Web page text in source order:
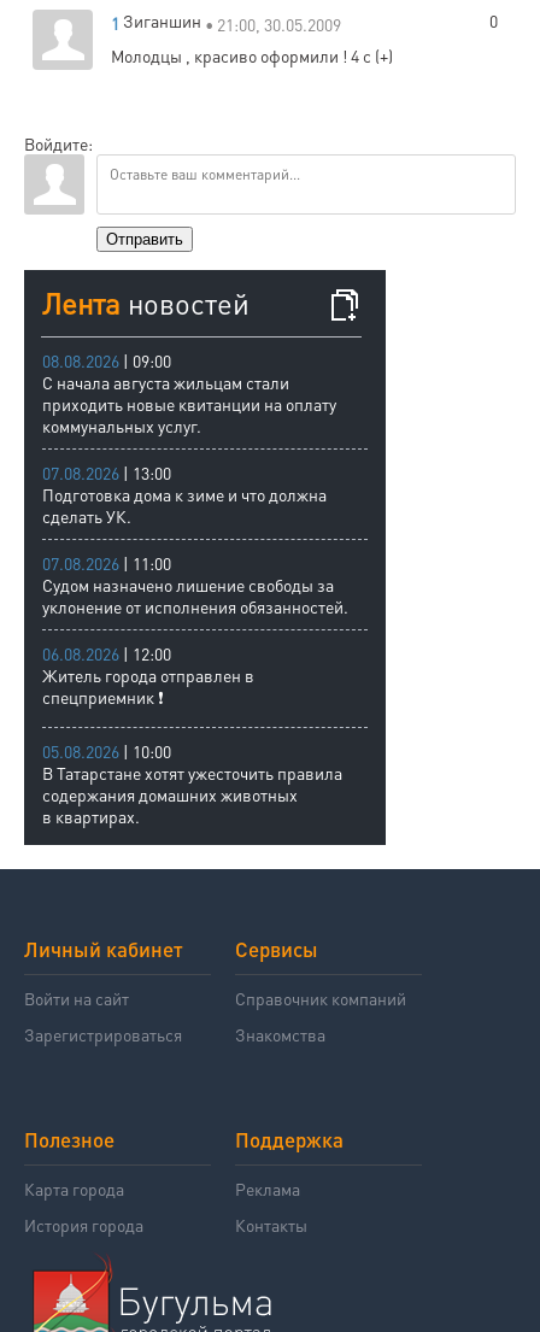
0
1 Зиганшин • 21:00, 30.05.2009
Молодцы , красиво оформили ! 4 с (+)
Войдите:
Отправить
Лента новостей
08.08.2026 | 09:00
С начала августа жильцам стали
приходить новые квитанции на оплату
коммунальных услуг.
07.08.2026 | 13:00
Подготовка дома к зиме и что должна
сделать УК.
07.08.2026 | 11:00
Судом назначено лишение свободы за
уклонение от исполнения обязанностей.
06.08.2026 | 12:00
Житель города отправлен в
спецприемник ❗
05.08.2026 | 10:00
В Татарстане хотят ужесточить правила
содержания домашних животных
в квартирах.
Личный кабинет
Войти на сайт
Зарегистрироваться
Сервисы
Справочник компаний
Знакомства
Полезное
Карта города
История города
Поддержка
Реклама
Контакты